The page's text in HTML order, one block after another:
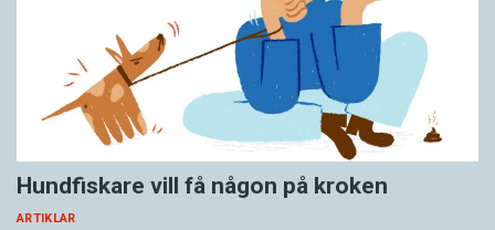
Hundfiskare vill få någon på kroken
ARTIKLAR